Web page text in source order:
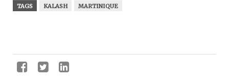
TAGS KALASH MARTINIQUE